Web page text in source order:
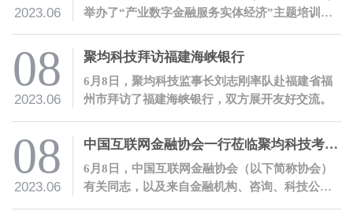
2023.06
举办了“产业数字金融服务实体经济”主题培训。
科技首席数字风控官兼数字方案部总经理朱立强
开展主题授课。
08
2023.06
聚均科技拜访福建海峡银行
6月8日，聚均科技监事长刘志刚率队赴福建省福
州市拜访了福建海峡银行，双方展开友好交流。
08
2023.06
中国互联网金融协会一行莅临聚均科技考察交流，并开展会员服务活动
6月8日，中国互联网金融协会（以下简称协会）
有关同志，以及来自金融机构、咨询、科技公司